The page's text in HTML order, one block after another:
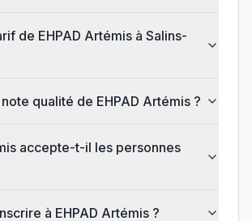
de EHPAD Artémis à Salins-
qualité de EHPAD Artémis ?
accepte-t-il les personnes
à EHPAD Artémis ?